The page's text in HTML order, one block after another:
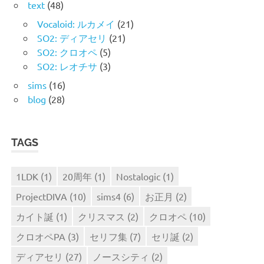
text (48)
Vocaloid: ルカメイ (21)
SO2: ディアセリ (21)
SO2: クロオペ (5)
SO2: レオチサ (3)
sims (16)
blog (28)
TAGS
1LDK (1) 20周年 (1) Nostalogic (1)
ProjectDIVA (10) sims4 (6) お正月 (2)
カイト誕 (1) クリスマス (2) クロオペ (10)
クロオペPA (3) セリフ集 (7) セリ誕 (2)
ディアセリ (27) ノースシティ (2)